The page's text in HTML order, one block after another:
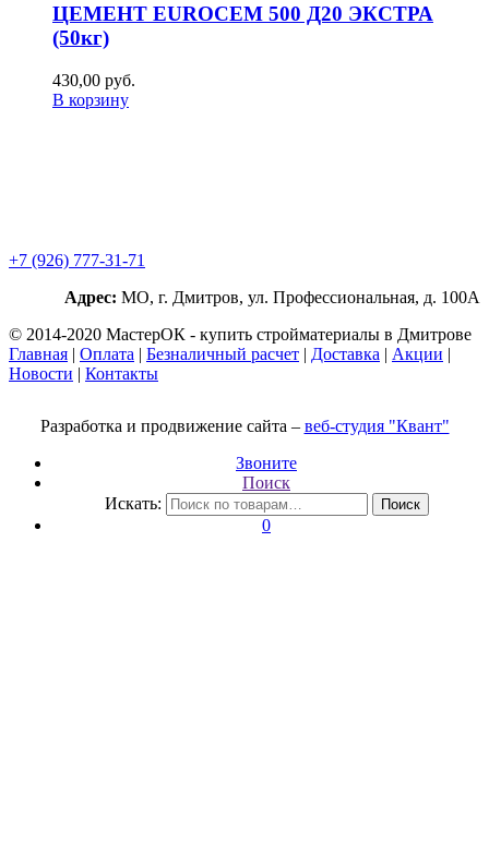
ЦЕМЕНТ EUROCEM 500 Д20 ЭКСТРА
(50кг)
430,00 руб.
В корзину
+7 (926) 777-31-71
Адрес: МО, г. Дмитров, ул. Профессиональная, д. 100А
© 2014-2020 МастерОК - купить стройматериалы в Дмитрове
Главная | Оплата | Безналичный расчет | Доставка | Акции |
Новости | Контакты
Разработка и продвижение сайта – веб-студия "Квант"
Звоните
Поиск
Искать:
Поиск
0